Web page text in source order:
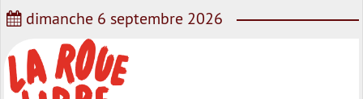
dimanche 6 septembre 2026